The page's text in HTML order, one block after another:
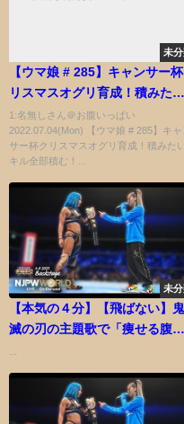
未分
【ウマ娘 # 285】キャンサー杯
リスマスオグリ育成！積みたい
スキル全部積む！ノンストップ
ガール／アガッてきた／キラー
チューン【蘇芳またたび／
1:名無しさん＠お腹いっぱい
2022.07.04(Mon) 【ウマ娘 # 285】キャ
サー杯クリスマスオグリ育成！積みた
キル全部積む！...
未分
【本気の４分】【飛ばない】鬼
滅の刃の主題歌で「痩せる腹筋
で一緒にやってみよう